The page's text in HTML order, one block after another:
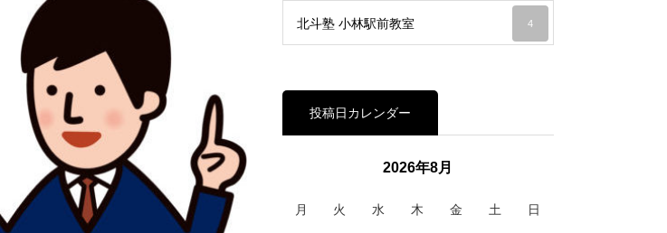
北斗塾 小林駅前教室 4
投稿日カレンダー
2026年8月
月 火 水 木 金 土 日